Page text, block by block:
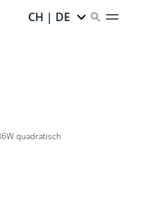
CH | DE
quadratisch